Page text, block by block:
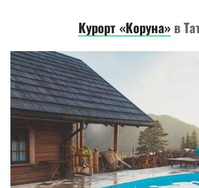
Курорт «Коруна» в